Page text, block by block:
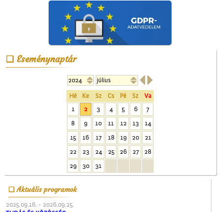
Eseménynaptár

Hé Ke Sz Cs Pé Sz
Va
1
2 3 4 5 6
7
8
9 10 11 12 13
14
15
16 17 18 19 20
21
22
23 24 25 26 27
28
29
30 31
Aktuális programok
2025.09.16. - 2026.09.25.
Érettségi a Ceglédi
Magyar Királyi Állami
Főgimnáziumban